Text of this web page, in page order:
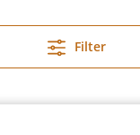
Filter